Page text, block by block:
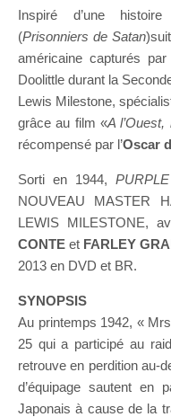
Inspiré d’une
(Prisonniers de Satan
américaine capturés
Doolittle durant la
Lewis Milestone,
grâce au film «A
récompensé par l’Oscar
Sorti en 1944,
NOUVEAU MASTER
LEWIS MILESTONE,
CONTE et FARLEY
2013 en DVD et BR.
SYNOPSIS
Au printemps 1942, «
25 qui a participé au
retrouve en perdition au-
d’équipage sautent en
Japonais à cause de la